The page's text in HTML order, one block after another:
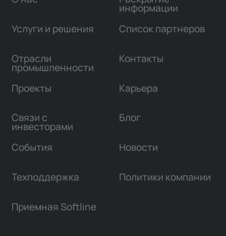
Услуги и решения
Отрасли
промышленности
Проекты
Связи с
инвесторами
информации
Список партнеров
Контакты
Карьера
Блог
События Новости
Техподдержка Политики компании
Приемная Softline